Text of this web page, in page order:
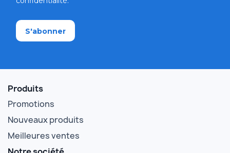
Produits
Promotions
Nouveaux produits
Meilleures ventes